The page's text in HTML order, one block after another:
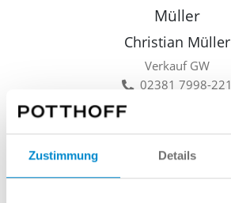
Zustimmung Details
Christian Müller
Verkauf GW
02381 7998-221